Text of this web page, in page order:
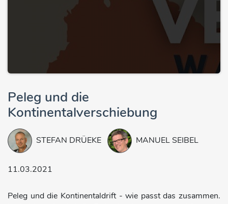
Peleg und die
Kontinentalverschiebung
STEFAN DRÜEKE MANUEL SEIBEL
11.03.2021
Peleg und die Kontinentaldrift - wie passt das zusammen.